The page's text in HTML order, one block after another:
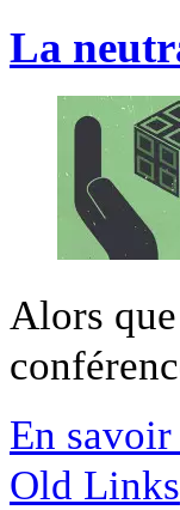
La
Alors
En
Old Links